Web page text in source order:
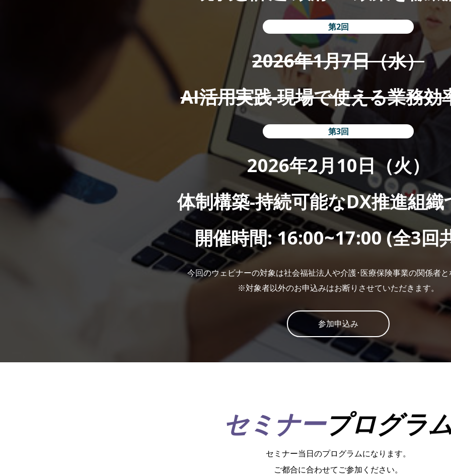
第2回
2026年1月7日（水）
AI活用実践-現場で使える業務効
第3回
2026年2月10日（火）
体制構築-持続可能なDX推進組織
開催時間: 16:00~17:00 (全3回
今回のウェビナーの対象は社会福祉法人や介護･医療保険事業の関係者
※対象者以外のお申込みはお断りさせていただきます。
参加申込み
セミナープログラ
セミナー当日のプログラムになります。
ご都合に合わせてご参加ください。